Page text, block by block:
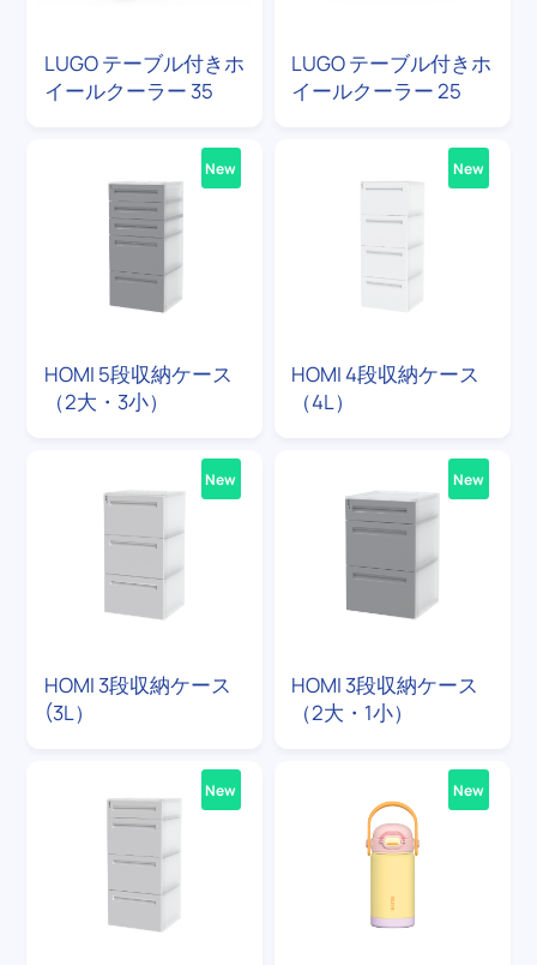
LUGO テーブル付きホ
イールクーラー 35
LUGO テーブル付きホ
イールクーラー 25
HOMI 5段収納ケース
（2大・3小）
New
HOMI 4段収納ケース
（4L）
New
HOMI 3段収納ケース
(3L）
New
HOMI 3段収納ケース
（2大・1小）
New
New New